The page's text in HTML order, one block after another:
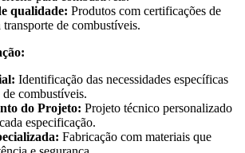
qualidade: Produtos com certificações de
transporte de combustíveis.
Identificação das necessidades específicas
combustíveis.
do Projeto: Projeto técnico personalizado
especificação.
Fabricação com materiais que